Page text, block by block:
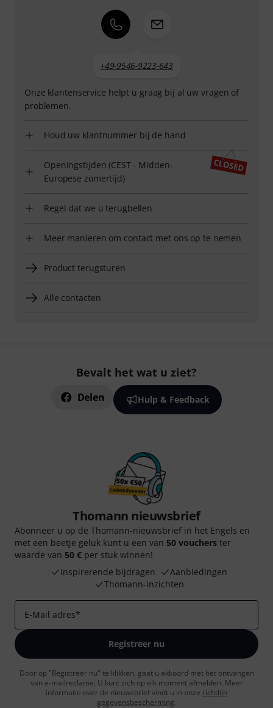
+49-9546-9223-643
Onze klantenservice helpt u graag bij al uw vragen of
problemen.
Houd uw klantnummer bij de hand
Openingstijden (CEST - Midden-
Europese zomertijd)
Regel dat we u terugbellen
Meer manieren om contact met ons op te nemen
Product terugsturen
Alle contacten
Bevalt het wat u ziet?
Delen Hulp & Feedback
Thomann nieuwsbrief
Abonneer u op de Thomann-nieuwsbrief in het Engels en
met een beetje geluk kunt u een van 50 vouchers ter
waarde van 50 € per stuk winnen!
Inspirerende bijdragen
Aanbiedingen
Thomann-inzichten
E-Mail adres*
Registreer nu
Door op "Registreer nu" te klikken, gaat u akkoord met het ontvangen
van e-mailreclame. U kunt zich op elk moment afmelden. Meer
informatie over de nieuwsbrief vindt u in onze richtlijn
gegevensbescherming.